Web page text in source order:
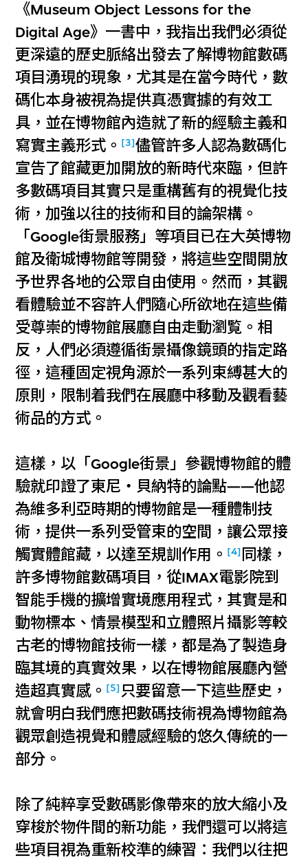
《Museum Object Lessons for the
Digital Age》一書中，我指出我們必須從
更深遠的歷史脈絡出發去了解博物館數碼
項目湧現的現象，尤其是在當今時代，數
碼化本身被視為提供真憑實據的有效工
具，並在博物館內造就了新的經驗主義和
寫實主義形式。 [3]儘管許多人認為數碼化
宣告了館藏更加開放的新時代來臨，但許
多數碼項目其實只是重構舊有的視覺化技
術，加強以往的技術和目的論架構。
「Google街景服務」等項目已在大英博物
館及衛城博物館等開發，將這些空間開放
予世界各地的公眾自由使用。然而，其觀
看體驗並不容許人們隨心所欲地在這些備
受尊崇的博物館展廳自由走動瀏覧。相
反，人們必須遵循街景攝像鏡頭的指定路
徑，這種固定視角源於一系列束縛甚大的
原則，限制着我們在展廳中移動及觀看藝
術品的方式。
這樣，以「Google街景」參觀博物館的體
驗就印證了東尼‧貝納特的論點——他認
為維多利亞時期的博物館是一種體制技
術，提供一系列受管束的空間，讓公眾接
觸實體館藏，以達至規訓作用。 [4] 同樣，
許多博物館數碼項目，從IMAX電影院到
智能手機的擴增實境應用程式，其實是和
動物標本、情景模型和立體照片攝影等較
古老的博物館技術一樣，都是為了製造身
臨其境的真實效果，以在博物館展廳內營
造超真實感。 [5]只要留意一下這些歷史，
就會明白我們應把數碼技術視為博物館為
觀眾創造視覺和體感經驗的悠久傳統的一
部分。
除了純粹享受數碼影像帶來的放大縮小及
穿梭於物件間的新功能，我們還可以將這
些項目視為重新校準的練習：我們以往把